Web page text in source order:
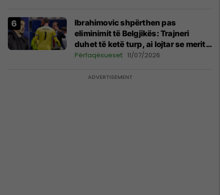
Ibrahimovic shpërthen pas
eliminimit të Belgjikës: Trajneri
duhet të ketë turp, ai lojtar se meritoi
të luante
Përfaqësueset 11/07/2026